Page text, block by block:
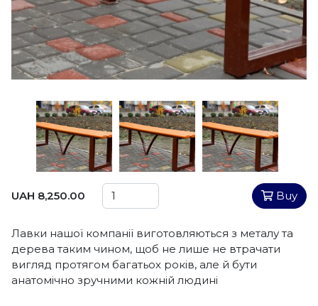
UAH 8,250.00 Buy
Лавки нашої компанії виготовляються з металу та
дерева таким чином, щоб не лише не втрачати
вигляд протягом багатьох років, але й бути
анатомічно зручними кожній людині